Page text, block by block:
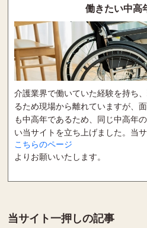
働きたい中高
介護業界で働いていた経験を持ち
るため現場から離れていますが、
も中高年であるため、同じ中高年
い当サイトを立ち上げました。当
こちらのページ
よりお願いいたします。
当サイト一押しの記事